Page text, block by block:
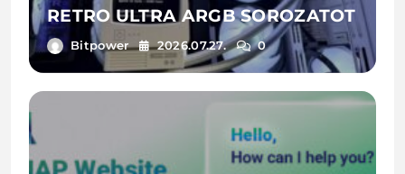
RETRO ULTRA ARGB SOROZATOT
Bitpower 2026.07.27. 0